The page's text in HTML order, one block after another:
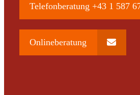
Telefonberatung +43 1 587
Onlineberatung